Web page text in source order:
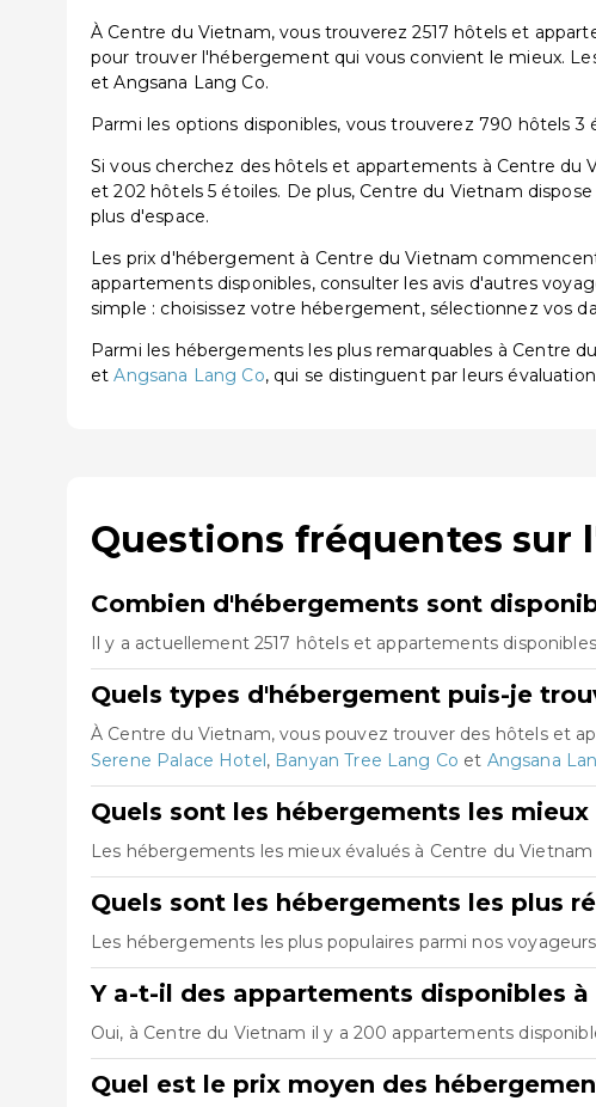
À Centre du Vietnam, vous trouverez 2517 hôtels et
pour trouver l'hébergement qui vous convient le mieux.
et Angsana Lang Co.
Parmi les options disponibles, vous trouverez 790 hôtels
Si vous cherchez des hôtels et appartements à Centre
et 202 hôtels 5 étoiles. De plus, Centre du Vietnam
plus d'espace.
Les prix d'hébergement à Centre du Vietnam
appartements disponibles, consulter les avis d'autres
simple : choisissez votre hébergement, sélectionnez vos
Parmi les hébergements les plus remarquables à Centre
etAngsana Lang Co, qui se distinguent par leurs
Questions fréquentes sur
Combien d'hébergements sont
Il y a actuellement 2517 hôtels et appartements
Quels types d'hébergement puis-je
À Centre du Vietnam, vous pouvez trouver des hôtels et
Serene Palace Hotel, Banyan Tree Lang Co et Angsana
Quels sont les hébergements les
Les hébergements les mieux évalués à Centre du
Quels sont les hébergements les plus
Les hébergements les plus populaires parmi nos
Y a-t-il des appartements disponibles
Oui, à Centre du Vietnam il y a 200 appartements
Quel est le prix moyen des